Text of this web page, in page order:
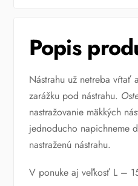
Popis
Nástrahu už netreba vŕtať
zarážku pod nástrahu.
nastražovanie mäkkých
jednoducho napichneme
nastraženú nástrahu.
V ponuke aj veľkosť L –